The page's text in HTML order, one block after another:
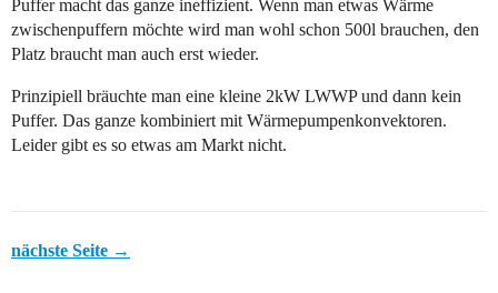
Puffer macht das ganze ineffizient. Wenn man etwas Wärme
zwischenpuffern möchte wird man wohl schon 500l brauchen, den
Platz braucht man auch erst wieder.
Prinzipiell bräuchte man eine kleine 2kW LWWP und dann kein
Puffer. Das ganze kombiniert mit Wärmepumpenkonvektoren.
Leider gibt es so etwas am Markt nicht.
nächste Seite →